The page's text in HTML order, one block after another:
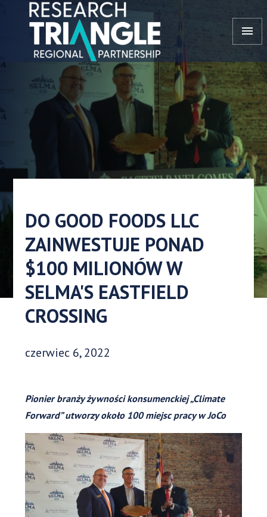
Przejdź do treści
menu
DO GOOD FOODS LLC
ZAINWESTUJE PONAD
$100 MILIONÓW W
SELMA'S EASTFIELD
CROSSING
Data opublikowania:
czerwiec 6, 2022
Pionier branży żywności konsumenckiej „Climate
Forward” utworzy około 100 miejsc pracy w JoCo